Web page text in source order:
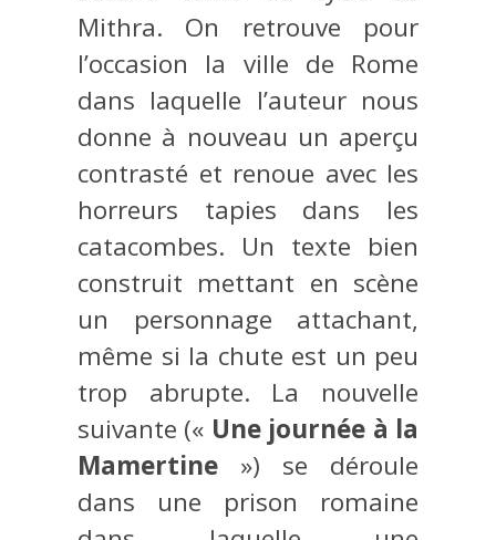
Mithra. On retrouve pour
l’occasion la ville de Rome
dans laquelle l’auteur nous
donne à nouveau un aperçu
contrasté et renoue avec les
horreurs tapies dans les
catacombes. Un texte bien
construit mettant en scène
un personnage attachant,
même si la chute est un peu
trop abrupte. La nouvelle
suivante (« Une journée à la
Mamertine ») se déroule
dans une prison romaine